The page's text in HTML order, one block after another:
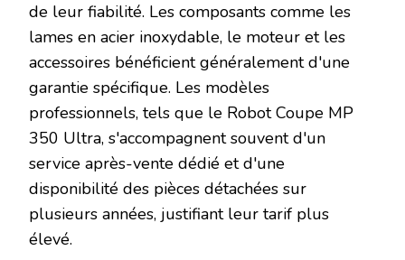
de leur fiabilité. Les composants comme les
lames en acier inoxydable, le moteur et les
accessoires bénéficient généralement d'une
garantie spécifique. Les modèles
professionnels, tels que le Robot Coupe MP
350 Ultra, s'accompagnent souvent d'un
service après-vente dédié et d'une
disponibilité des pièces détachées sur
plusieurs années, justifiant leur tarif plus
élevé.